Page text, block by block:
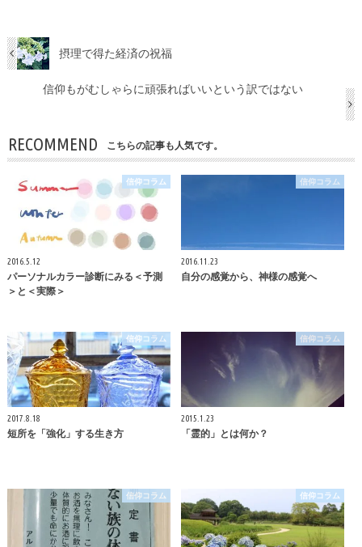
摂理で得た経済の祝福
信仰もがむしゃらに頑張ればいいという訳ではない
RECOMMEND こちらの記事も人気です。
信仰コラム
2016.5.12
パーソナルカラー診断にみる＜予測
＞と＜実際＞
信仰コラム
2016.11.23
自分の感覚から、神様の感覚へ
信仰コラム
2017.8.18
短所を「強化」する生き方
信仰コラム
2015.1.23
「霊的」とは何か？
信仰コラム 信仰コラム